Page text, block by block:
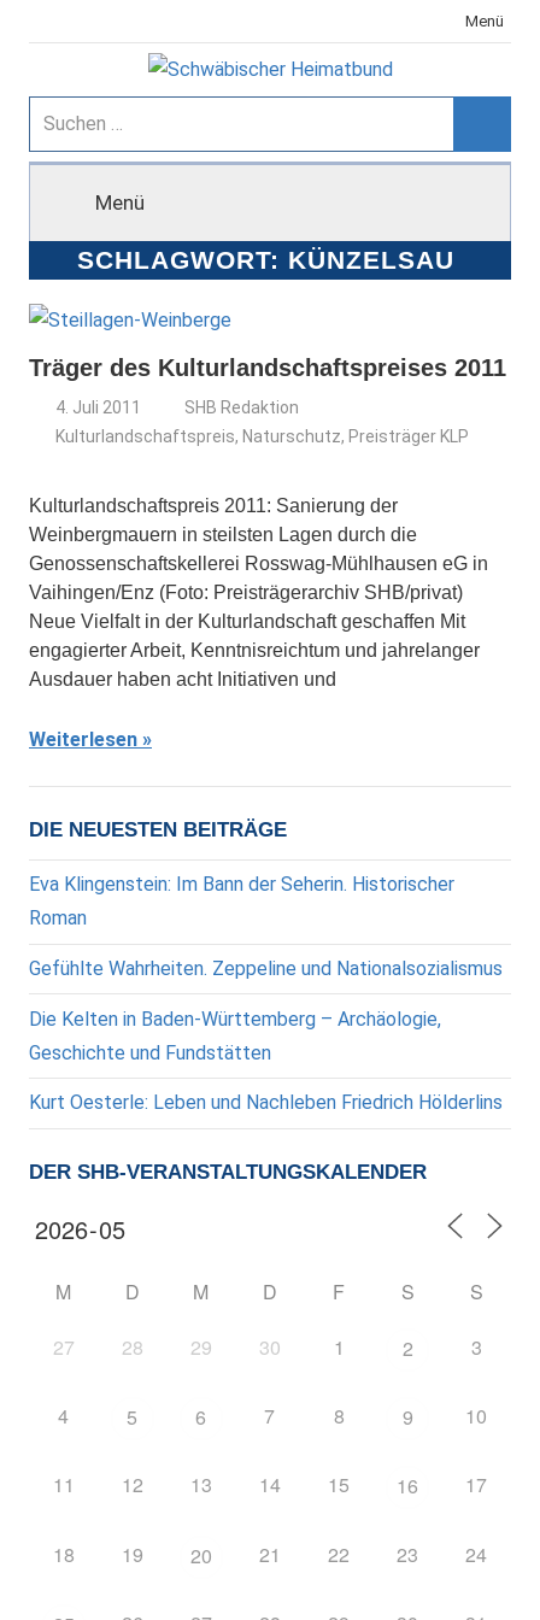
Inhalt
Menü
Schwäbischer
Heimatbund
Suchen
nach:
Menü
SCHLAGWORT: KÜNZELSAU
Träger des Kulturlandschaftspreises 2011
4. Juli 2011
SHB Redaktion
Kulturlandschaftspreis, Naturschutz, Preisträger KLP
Kulturlandschaftspreis 2011: Sanierung der
Weinbergmauern in steilsten Lagen durch die
Genossenschaftskellerei Rosswag‐Mühlhausen eG in
Vaihingen/Enz (Foto: Preisträgerarchiv SHB/privat)
Neue Vielfalt in der Kulturlandschaft geschaffen Mit
engagierter Arbeit, Kenntnisreichtum und jahrelanger
Ausdauer haben acht Initiativen und
Weiterlesen
DIE NEUESTEN BEITRÄGE
Eva Klingenstein: Im Bann der Seherin. Historischer
Roman
Gefühlte Wahrheiten. Zeppeline und Nationalsozialismus
Die Kelten in Baden-Württemberg – Archäologie,
Geschichte und Fundstätten
Kurt Oesterle: Leben und Nachleben Friedrich Hölderlins
DER SHB-VERANSTALTUNGSKALENDER
M D M D F S S
27 28 29 30 1 2 3
4 5 6 7 8 9 10
11 12 13 14 15 16 17
18 19 20 21 22 23 24